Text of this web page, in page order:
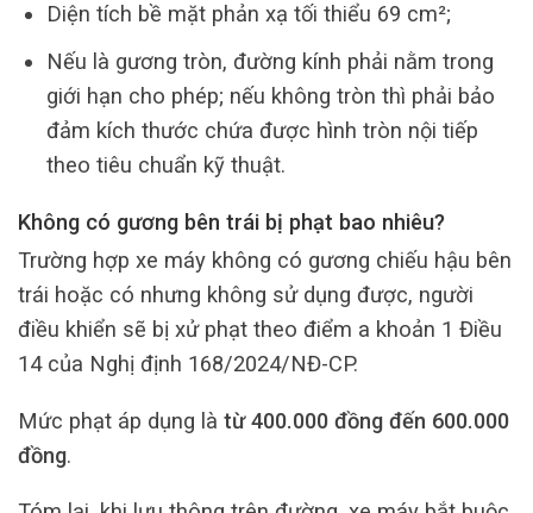
Diện tích bề mặt phản xạ tối thiểu 69 cm²;
Nếu là gương tròn, đường kính phải nằm trong
giới hạn cho phép; nếu không tròn thì phải bảo
đảm kích thước chứa được hình tròn nội tiếp
theo tiêu chuẩn kỹ thuật.
Không có gương bên trái bị phạt bao nhiêu?
Trường hợp xe máy không có gương chiếu hậu bên
trái hoặc có nhưng không sử dụng được, người
điều khiển sẽ bị xử phạt theo điểm a khoản 1 Điều
14 của Nghị định 168/2024/NĐ-CP.
Mức phạt áp dụng là từ 400.000 đồng đến 600.000
đồng.